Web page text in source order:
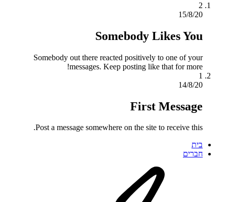
2
15/8/20
Somebody Likes You
Somebody out there reacted positively to one of your
messages. Keep posting like that for more!
1
14/8/20
First Message
Post a message somewhere on the site to receive this.
בית
חברים